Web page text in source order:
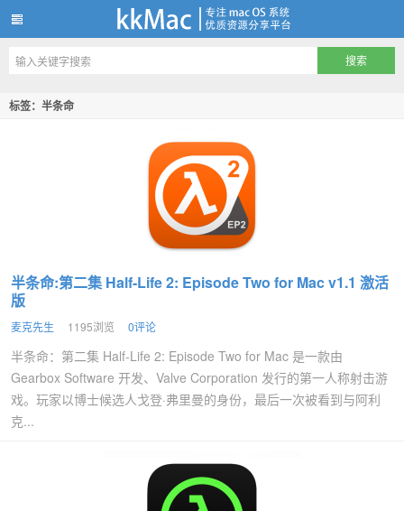
kkMac
标签：半条命
半条命:第二集 Half-Life 2: Episode Two for Mac v1.1 激活
版
麦克先生 1195浏览 0评论
半条命：第二集 Half-Life 2: Episode Two for Mac 是一款由
Gearbox Software 开发、Valve Corporation 发行的第一人称射击游
戏。玩家以博士候选人戈登·弗里曼的身份，最后一次被看到与阿利
克...